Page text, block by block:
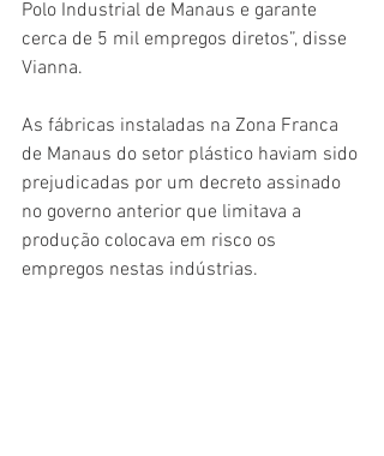
Polo Industrial de Manaus e garante
cerca de 5 mil empregos diretos”, disse
Vianna.
As fábricas instaladas na Zona Franca
de Manaus do setor plástico haviam sido
prejudicadas por um decreto assinado
no governo anterior que limitava a
produção colocava em risco os
empregos nestas indústrias.